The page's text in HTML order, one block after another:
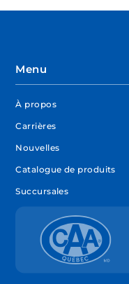
Menu
À propos
Carrières
Nouvelles
Catalogue de produits
Succursales